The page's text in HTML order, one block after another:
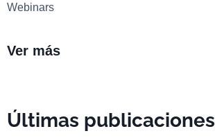
Webinars
Ver más
Últimas publicaciones